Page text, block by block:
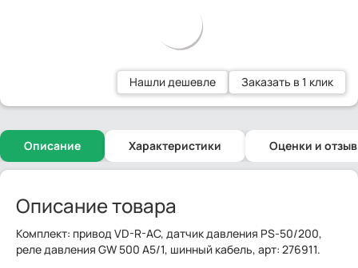
Нашли дешевле Заказать в 1 клик
Описание Характеристики Оценки и
Описание товара
Комплект: привод VD-R-AC, датчик давления PS-50/200,
реле давления GW 500 A5/1, шинный кабель, арт: 276911.